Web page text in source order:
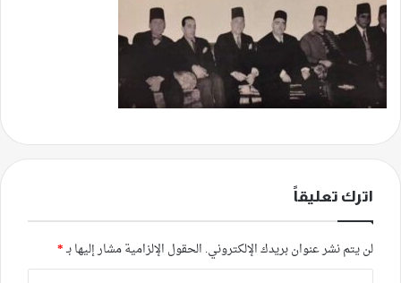
اترك تعليقاً
لن يتم نشر عنوان بريدك الإلكتروني. الحقول الإلزامية مشار إليها بـ*